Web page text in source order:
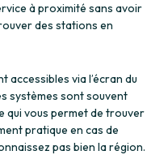
à proximité sans avoir
des stations en
via l’écran du
systèmes sont souvent
qui vous permet de trouver
pratique en cas de
pas bien la région.